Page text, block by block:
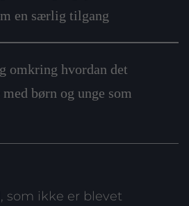
en særlig tilgang
omkring hvordan det
børn og unge som
som ikke er blevet